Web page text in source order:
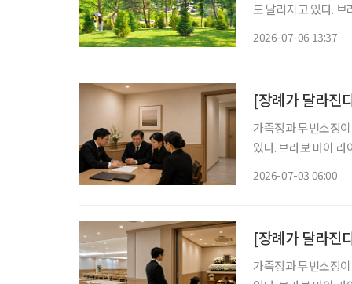
도 달라지고 있다.
2026-07-06 13:37
[장례가 달라진
가족장과 무빈소장
있다. 브라보 마이
2026-07-03 06:00
[장례가 달라진
가족장과 무빈소장